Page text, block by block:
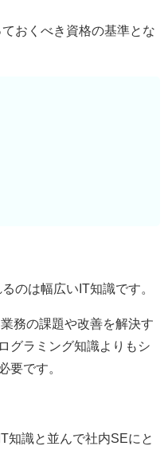
おくべき資格の基準とな
のは幅広いIT知識です。
務の課題や改善を解決す
グラミング知識よりもシ
要です。
知識と並んで社内SEにと